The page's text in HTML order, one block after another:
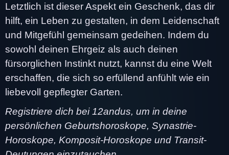
Letztlich ist dieser Aspekt ein Geschenk, das dir
hilft, ein Leben zu gestalten, in dem Leidenschaft
und Mitgefühl gemeinsam gedeihen. Indem du
sowohl deinen Ehrgeiz als auch deinen
fürsorglichen Instinkt nutzt, kannst du eine Welt
erschaffen, die sich so erfüllend anfühlt wie ein
liebevoll gepflegter Garten.
Registriere dich bei 12andus, um in deine
persönlichen Geburtshoroskope, Synastrie-
Horoskope, Komposit-Horoskope und Transit-